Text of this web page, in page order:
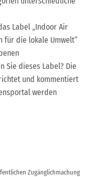
Label „Indoor Air
für die lokale Umwelt“
Sie dieses Label? Die
und kommentiert
werden
Zugänglichmachung